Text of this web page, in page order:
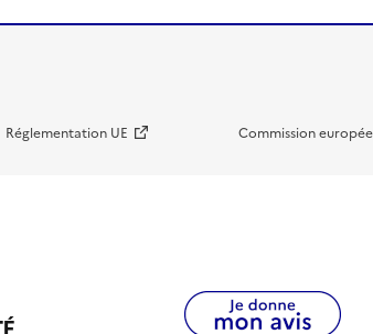
Réglementation UE Commission